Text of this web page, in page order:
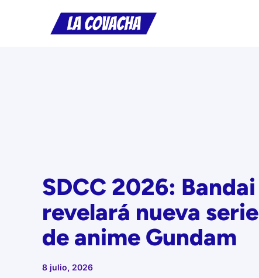
SDCC 2026: Bandai
revelará nueva serie
de anime Gundam
8 julio, 2026